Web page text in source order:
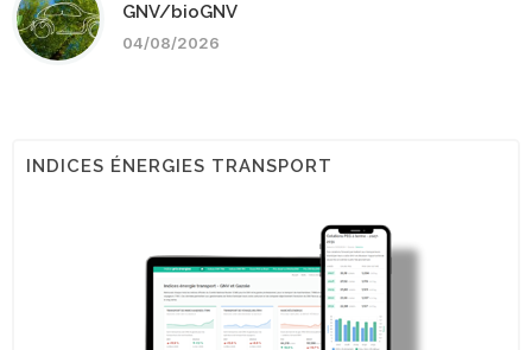
GNV/bioGNV
04/08/2026
INDICES ÉNERGIES TRANSPORT